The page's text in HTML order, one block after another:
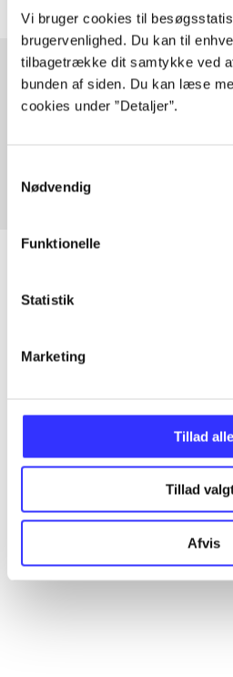
Vi bruger cookies til
brugervenlighed. Du kan til
tilbagetrække dit samtykke ved
bunden af siden. Du kan læse
cookies under ”Detaljer”.
Nødvendig
Funktionelle
Statistik
Marketing
Tillad alle
Tillad
Afvis
Artikler med samme
...
...